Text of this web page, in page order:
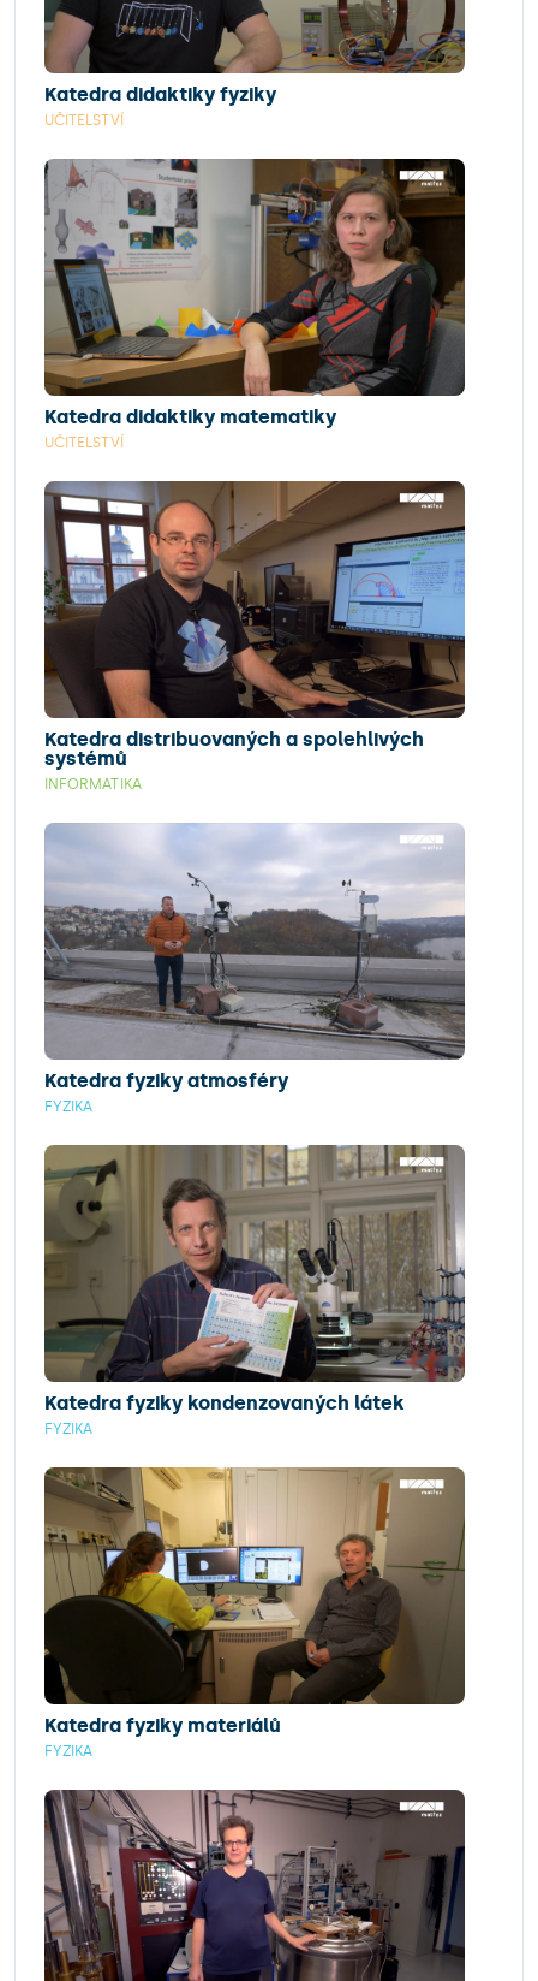
Katedra didaktiky fyziky
UČITELSTVÍ
Katedra didaktiky matematiky
UČITELSTVÍ
Katedra distribuovaných a spolehlivých
systémů
INFORMATIKA
Katedra fyziky atmosféry
FYZIKA
Katedra fyziky kondenzovaných látek
FYZIKA
Katedra fyziky materiálů
FYZIKA